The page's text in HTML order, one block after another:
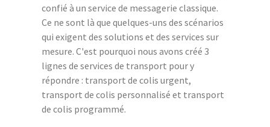
confié à un service de messagerie classique.
Ce ne sont là que quelques-uns des scénarios
qui exigent des solutions et des services sur
mesure. C'est pourquoi nous avons créé 3
lignes de services de transport pour y
répondre : transport de colis urgent,
transport de colis personnalisé et transport
de colis programmé.